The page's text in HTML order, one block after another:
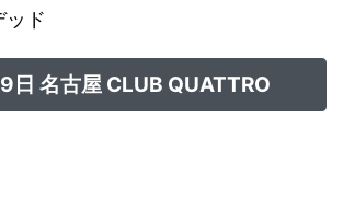
ッド
名古屋 CLUB QUATTRO